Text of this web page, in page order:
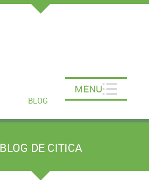
BLOG
MENU
BLOG DE CITICA